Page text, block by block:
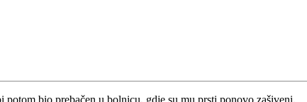
potom bio prebačen u bolnicu, gdje su mu prsti ponovo zašiveni.